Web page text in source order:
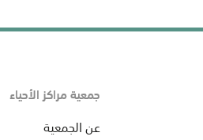
جمعية مراكز الأحياء
عن الجمعية